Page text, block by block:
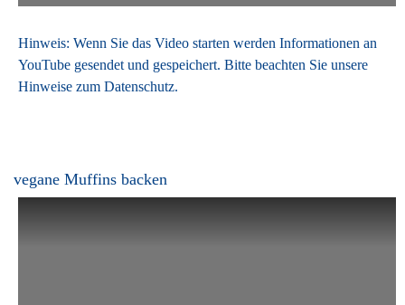
Hinweis: Wenn Sie das Video starten werden Informationen an
YouTube gesendet und gespeichert. Bitte beachten Sie unsere
Hinweise zum Datenschutz.
vegane Muffins backen